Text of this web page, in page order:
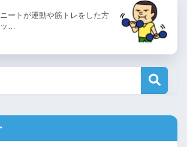
ートが運動や筋トレをした方
…